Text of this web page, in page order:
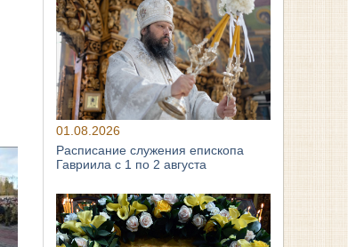
01.08.2026
Расписание служения епископа
Гавриила с 1 по 2 августа